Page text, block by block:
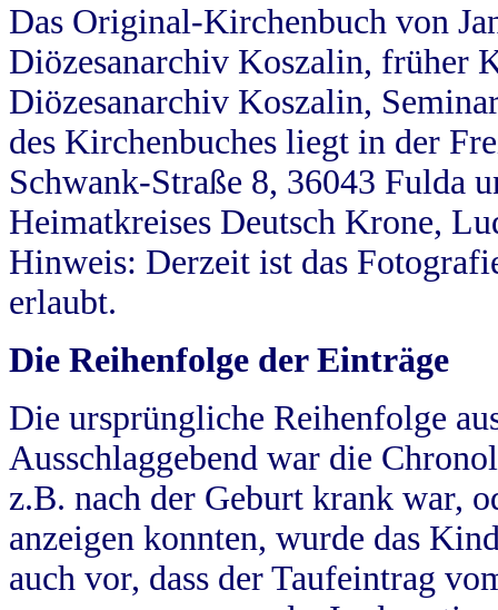
Das Original-Kirchenbuch von
Diözesanarchiv Koszalin, früher
Diözesanarchiv Koszalin,
des Kirchenbuches liegt in der
Schwank-Straße 8, 36043 Fulda
Heimatkreises Deutsch Krone,
Hinweis: Derzeit ist das
erlaubt.
Die Reihenfolge der Einträge
Die ursprüngliche Reihenfolge
Ausschlaggebend war die
z.B. nach der Geburt krank war,
anzeigen konnten, wurde das
auch vor, dass der Taufeintrag